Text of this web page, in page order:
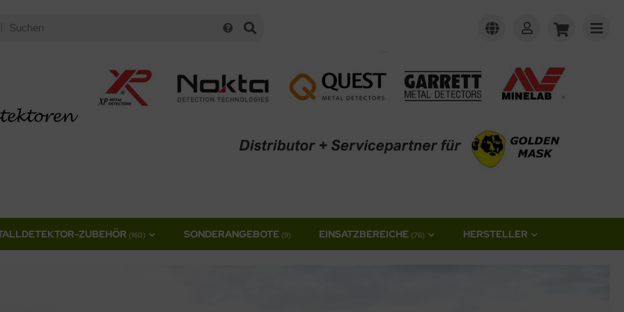
ZUBEHÖR (160) SONDERANGEBOTE (9) EINSATZBEREICHE (76) HERSTELLER